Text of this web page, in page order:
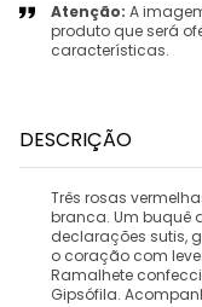
Atenção: A
produto que será
características.
DESCRIÇÃO
Três rosas
branca. Um buquê
declarações sutis,
o coração com
Ramalhete
Gipsófila.